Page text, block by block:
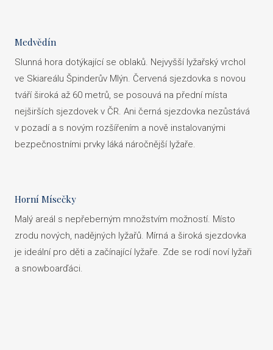
Medvědín
Slunná hora dotýkající se oblaků. Nejvyšší lyžařský vrchol
ve Skiareálu Špinderův Mlýn. Červená sjezdovka s novou
tváří široká až 60 metrů, se posouvá na přední místa
nejširších sjezdovek v ČR. Ani černá sjezdovka nezůstává
v pozadí a s novým rozšířením a nově instalovanými
bezpečnostními prvky láká náročnější lyžaře.
Horní Mísečky
Malý areál s nepřeberným množstvím možností. Místo
zrodu nových, nadějných lyžařů. Mírná a široká sjezdovka
je ideální pro děti a začínající lyžaře. Zde se rodí noví lyžaři
a snowboarďáci.